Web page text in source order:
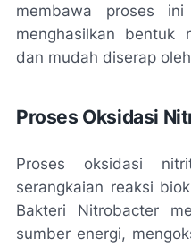
membawa proses
menghasilkan bentuk
dan mudah diserap
Proses Oksidasi
Proses oksidasi
serangkaian reaksi
Bakteri Nitrobacter
sumber energi,